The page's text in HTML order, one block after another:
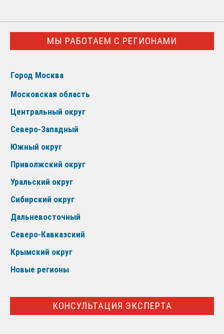
МЫ РАБОТАЕМ С РЕГИОНАМИ
Город Москва
Московская область
Центральный округ
Северо-Западный
Южный округ
Приволжский округ
Уральский округ
Сибирский округ
Дальневосточный
Северо-Кавказский
Крымский округ
Новые регионы
КОНСУЛЬТАЦИЯ ЭКСПЕРТА